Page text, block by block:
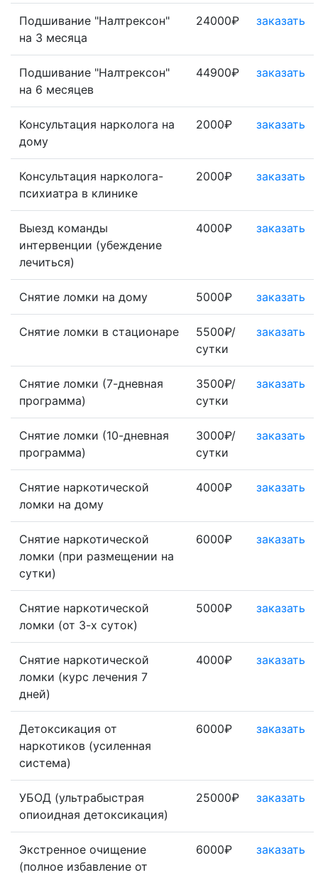
Подшивание "Налтрексон"
на 3 месяца
24000₽ заказать
Подшивание "Налтрексон"
на 6 месяцев
44900₽ заказать
Консультация нарколога на
дому
2000₽ заказать
Консультация нарколога-
психиатра в клинике
2000₽ заказать
Выезд команды
интервенции (убеждение
лечиться)
4000₽ заказать
Снятие ломки на дому 5000₽ заказать
Снятие ломки в стационаре
5500₽/
сутки
заказать
Снятие ломки (7-дневная
программа)
3500₽/
сутки
заказать
Снятие ломки (10-дневная
программа)
3000₽/
сутки
заказать
Снятие наркотической
ломки на дому
4000₽ заказать
Снятие наркотической
ломки (при размещении на
сутки)
6000₽ заказать
Снятие наркотической
ломки (от 3-х суток)
5000₽ заказать
Снятие наркотической
ломки (курс лечения 7
дней)
4000₽ заказать
Детоксикация от
наркотиков (усиленная
система)
6000₽ заказать
УБОД (ультрабыстрая
опиоидная детоксикация)
25000₽ заказать
Экстренное очищение
(полное избавление от
6000₽ заказать